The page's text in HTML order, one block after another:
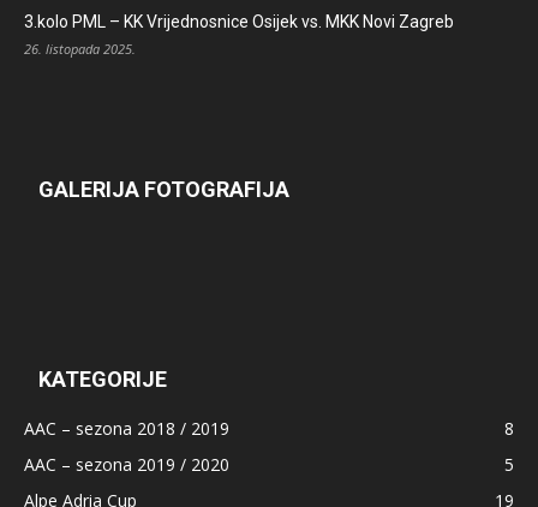
3.kolo PML – KK Vrijednosnice Osijek vs. MKK Novi Zagreb
26. listopada 2025.
GALERIJA FOTOGRAFIJA
KATEGORIJE
AAC – sezona 2018 / 2019
8
AAC – sezona 2019 / 2020
5
Alpe Adria Cup
19